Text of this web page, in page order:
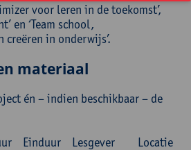
voor leren in de toekomst’,
en ‘Team school,
creëren in onderwijs’.
materiaal
én – indien beschikbaar – de
Einduur Lesgever
Locatie